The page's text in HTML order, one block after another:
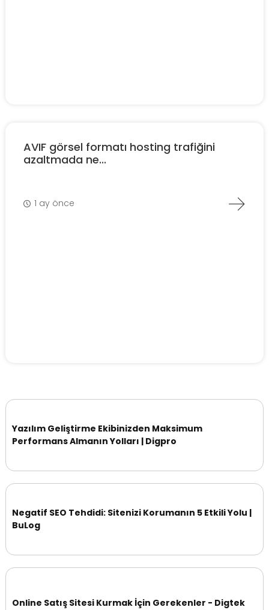
AVIF görsel formatı hosting trafiğini
azaltmada ne...
1 ay önce
Yazılım Geliştirme Ekibinizden Maksimum
Performans Almanın Yolları | Digpro
Negatif SEO Tehdidi: Sitenizi Korumanın 5 Etkili Yolu |
BuLog
Online Satış Sitesi Kurmak İçin Gerekenler - Digtek